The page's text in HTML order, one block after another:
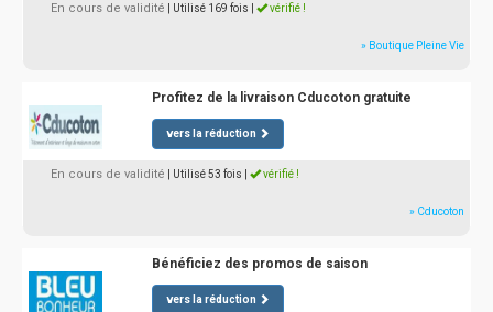
En cours de validité | Utilisé 169 fois vérifié !
» Boutique Pleine Vie
Profitez de la livraison Cducoton gratuite
vers la réduction
En cours de validité | Utilisé 53 fois vérifié !
» Cducoton
Bénéficiez des promos de saison
vers la réduction